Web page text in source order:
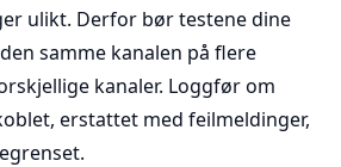
ulikt. Derfor bør testene dine
samme kanalen på flere
kanaler. Loggfør om
erstattet med feilmeldinger,